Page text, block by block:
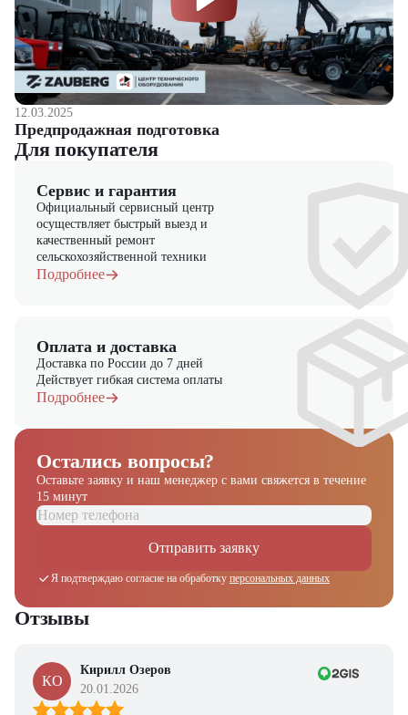
12.03.2025
Предпродажная подготовка
Для покупателя
Сервис и гарантия
Официальный сервисный центр
осуществляет быстрый выезд и
качественный ремонт
сельскохозяйственной техники
Подробнее
Оплата и доставка
Доставка по России до 7 дней
Действует гибкая система оплаты
Подробнее
Остались вопросы?
Оставьте заявку и наш менеджер с вами свяжется в течение
15 минут
Отправить заявку
Я подтверждаю согласие на обработку персональных данных
Отзывы
КО
Кирилл Озеров
20.01.2026